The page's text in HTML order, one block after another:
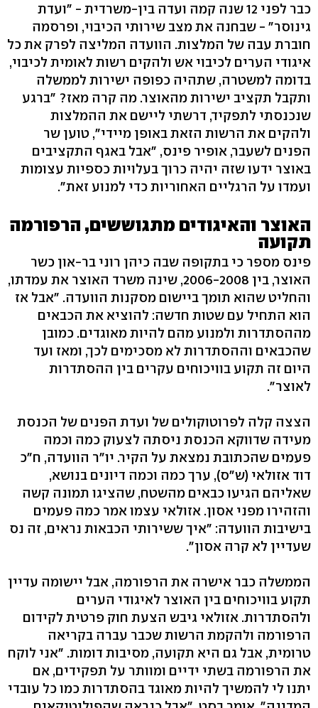
כבר לפני 12 שנה קמה ועדה בין-משרדית - "ועדת
גינוסר" - שבחנה את מצב שירותי הכיבוי, ופרסמה
חוברת עבה של המלצות. הוועדה המליצה לפרק את כל
איגודי הערים לכיבוי אש ולהקים רשות לאומית לכיבוי,
בדומה למשטרה, שתהיה כפופה ישירות לממשלה
ותקבל תקציב ישירות מהאוצר. מה קרה מאז? "ברגע
שנכנסתי לתפקיד, דרשתי ליישם את ההמלצות
ולהקים את הרשות הזאת באופן מיידי", טוען שר
הפנים לשעבר, אופיר פינס, "אבל באגף התקציבים
באוצר ידעו שזה יהיה כרוך בעלויות כספיות עצומות
ועמדו על הרגליים האחוריות כדי למנוע זאת".
האוצר והאיגודים מתגוששים, הרפורמה
תקועה
פינס מספר כי בתקופה שבה כיהן רוני בר-און כשר
האוצר, בין 2006-2008, שינה משרד האוצר את עמדתו,
והחליט שהוא תומך ביישום מסקנות הוועדה. "אבל אז
הוא התחיל עם שטות חדשה: להוציא את הכבאים
מההסתדרות ולמנוע מהם להיות מאוגדים. כמובן
שהכבאים וההסתדרות לא מסכימים לכך, ומאז ועד
היום זה תקוע בוויכוחים עקרים בין ההסתדרות
לאוצר".
הצצה קלה לפרוטוקולים של ועדת הפנים של הכנסת
מעידה שדווקא הכנסת ניסתה לצעוק כמה וכמה
פעמים שהכתובת נמצאת על הקיר. יו"ר הוועדה, ח"כ
דוד אזולאי (ש"ס), ערך כמה וכמה דיונים בנושא,
שאליהם הגיעו כבאים מהשטח, שהציגו תמונה קשה
והזהירו מפני אסון. אזולאי עצמו אמר כמה פעמים
בישיבות הוועדה: "איך ששירותי הכבאות נראים, זה נס
שעדיין לא קרה אסון".
הממשלה כבר אישרה את הרפורמה, אבל יישומה עדיין
תקוע בוויכוחים בין האוצר לאיגודי הערים
ולהסתדרות. אזולאי גיבש הצעת חוק פרטית לקידום
הרפורמה ולהקמת הרשות שכבר עברה בקריאה
טרומית, אבל גם היא תקועה, מסיבות דומות. "אני לוקח
את הרפורמה בשתי ידיים ומוותר על תפקידים, אם
יתנו לי להמשיך להיות מאוגד בהסתדרות כמו כל עובדי